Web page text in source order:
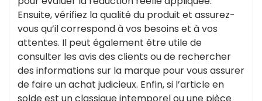
Ensuite, vérifiez la qualité du produit et assurez-
vous qu’il correspond à vos besoins et à vos
attentes. Il peut également être utile de
consulter les avis des clients ou de rechercher
des informations sur la marque pour vous assurer
de faire un achat judicieux. Enfin, si l’article en
solde est un classique intemporel ou une pièce